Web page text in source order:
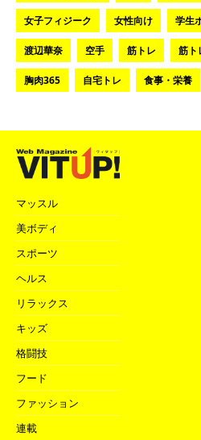
女子フィジーク 女性向け 学生
渡辺華奈 空手 筋トレ 筋ト
胸肉365 自宅トレ 食事・栄養
マッスル
美ボディ
スポーツ
ヘルス
リラックス
キッズ
格闘技
フード
ファッション
連載